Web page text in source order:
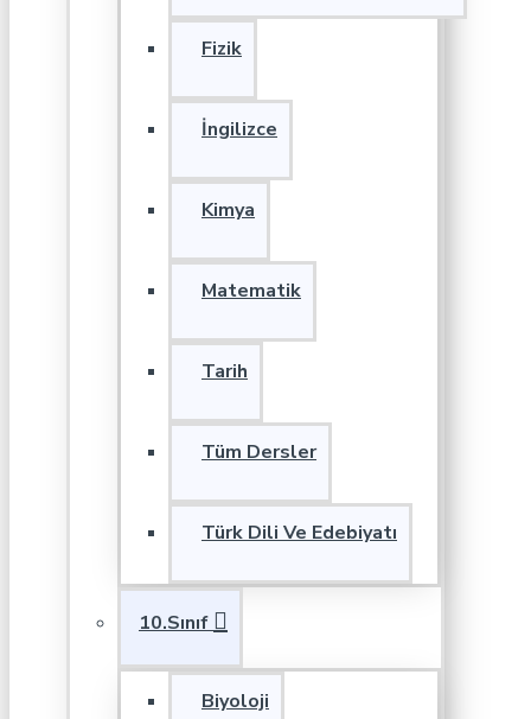
Fizik
İngilizce
Kimya
Matematik
Tarih
Tüm Dersler
Türk Dili Ve Edebiyatı
10.Sınıf
Biyoloji